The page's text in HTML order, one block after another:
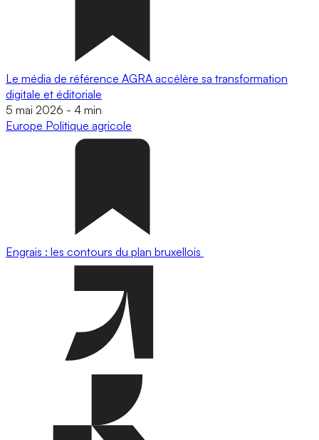
Le média de référence AGRA accélère sa transformation
digitale et éditoriale
5 mai 2026 - 4 min
Europe Politique agricole
Engrais : les contours du plan bruxellois